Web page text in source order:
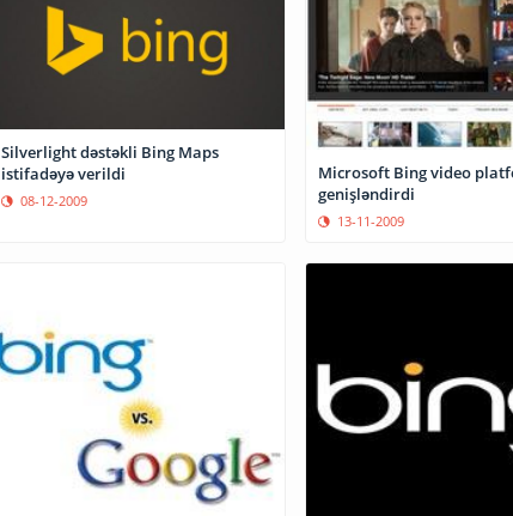
Silverlight dəstəkli Bing Maps
istifadəyə verildi
08-12-2009
Microsoft Bing video
genişləndirdi
13-11-2009